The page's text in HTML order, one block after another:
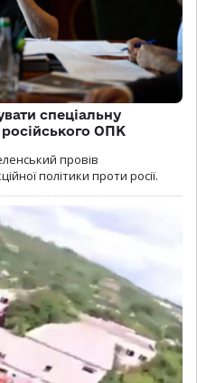
спеціальну
ОПК
провів
політики проти росії.